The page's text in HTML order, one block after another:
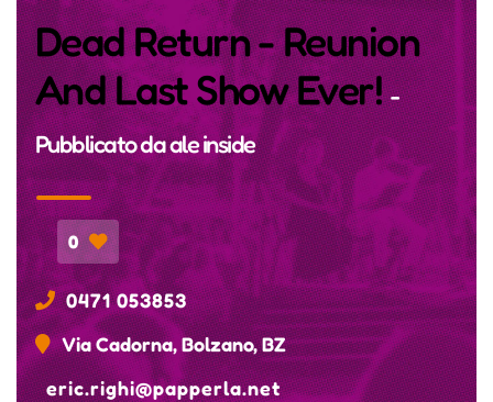
Dead Return - Reunion
And Last Show Ever!-
Pubblicato daale inside
0
0471 053853
Via Cadorna, Bolzano, BZ
eric.righi@papperla.net